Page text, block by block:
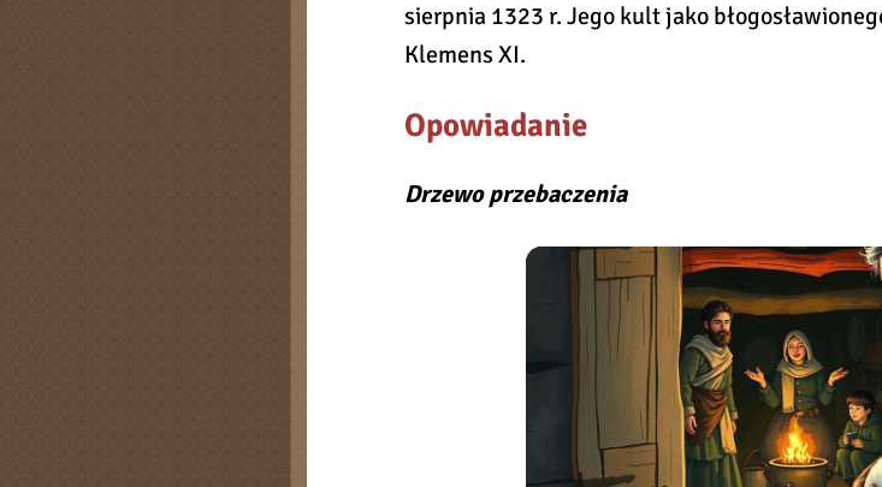
sierpnia 1323 r. Jego kult jako
Klemens XI.
Opowiadanie
Drzewo przebaczenia